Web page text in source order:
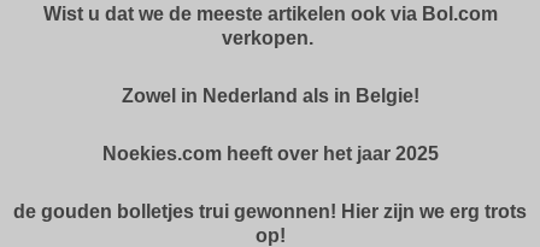
Wist u dat we de meeste artikelen ook via Bol.com
verkopen.
Zowel in Nederland als in Belgie!
Noekies.com heeft over het jaar 2025
de gouden bolletjes trui gewonnen! Hier zijn we erg trots
op!